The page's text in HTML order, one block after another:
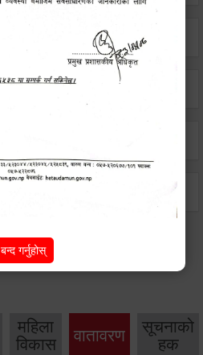
महिला
विकास
वातावरण
सूचनाको
हक
बन्द गर्नुहोस्